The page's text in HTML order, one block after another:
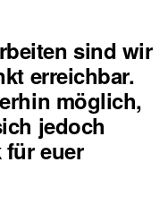
sind wir
erreichbar.
möglich,
jedoch
für euer